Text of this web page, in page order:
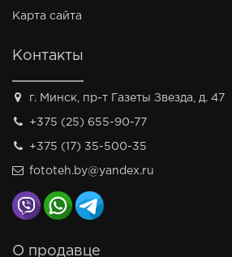
Карта сайта
Контакты
г. Минск, пр-т Газеты Звезда, д. 47
+375 (25) 655-90-77
+375 (17) 35-500-35
fototeh.by@yandex.ru
О продавце